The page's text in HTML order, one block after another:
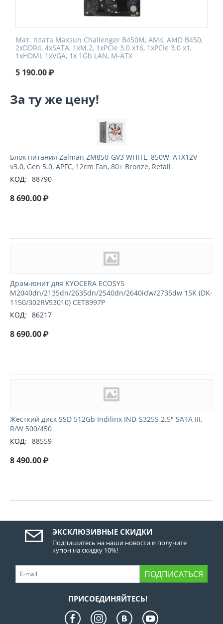
Мат. плата Maxsun Challenger B450M, AM4, AMD B450,
2xDDR4, 4xSATA, 1xM.2, 1xPCIe 3.0 x16, 1xPCIe 3.0 x1,
1xHDMI, 1xVGA, 1x 1Gb LAN, M-ATX
5 190.00₽
За ту же цену!
Блок питания Zalman ZM850-GV3 WHITE, 850W, ATX12V
v3.0, Gen 5.0, APFC, 12cm Fan, 80+ Bronze, Retail
КОД: 88790
8 690.00₽
Драм-юнит для KYOCERA ECOSYS
M2040dn/2135dn/2635dn/2540dn/2640idw/2735dw 15K (DK-
1150/302RV93010) CET8997P
КОД: 86217
8 690.00₽
Жесткий диск SSD 512Gb Indilinx IND-S325S 2.5" SATA III,
R/W 500/450
КОД: 88559
8 490.00₽
ЭКСКЛЮЗИВНЫЕ СКИДКИ
Подпишитесь на наши новости и получите
купон на скидку 10%!
ПОДПИСАТЬСЯ
ПРИСОЕДИНЯЙТЕСЬ!